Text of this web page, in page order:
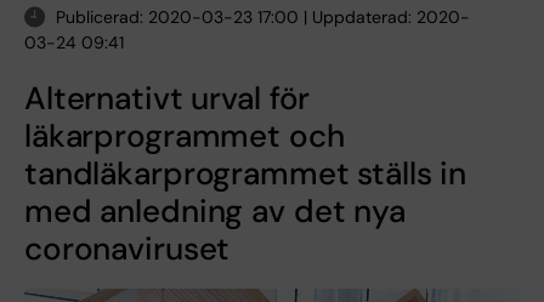
Publicerad: 2020-03-23 17:00 | Uppdaterad: 2020-
03-24 09:41
Alternativt urval för
läkarprogrammet och
tandläkarprogrammet ställs in
med anledning av det nya
coronaviruset